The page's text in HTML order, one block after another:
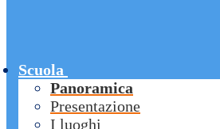
Scuola
Panoramica
Presentazione
I luoghi